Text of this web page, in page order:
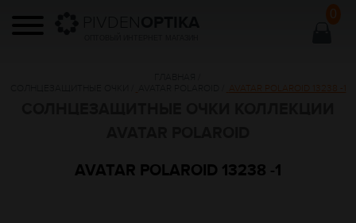
0
AVATAR POLAROID 13238 -1
AVATAR POLAROID 13238 -1